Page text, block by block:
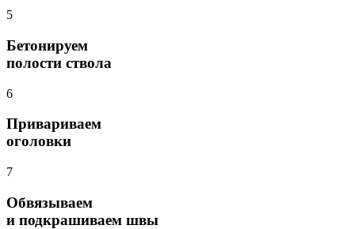
5
Бетонируем
полости ствола
6
Привариваем
оголовки
7
Обвязываем
и подкрашиваем швы